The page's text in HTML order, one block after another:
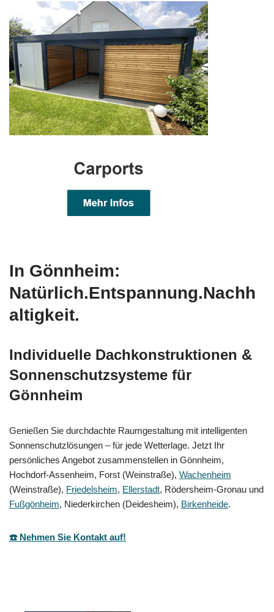
In Gönnheim:
Natürlich.Entspannung.Nachh
altigkeit.
Individuelle Dachkonstruktionen &
Sonnenschutzsysteme für
Gönnheim
Genießen Sie durchdachte Raumgestaltung mit intelligenten
Sonnenschutzlösungen – für jede Wetterlage. Jetzt Ihr
persönliches Angebot zusammenstellen in Gönnheim,
Hochdorf-Assenheim, Forst (Weinstraße), Wachenheim
(Weinstraße), Friedelsheim, Ellerstadt, Rödersheim-Gronau und
Fußgönheim, Niederkirchen (Deidesheim), Birkenheide.
☎️ Nehmen Sie Kontakt auf!